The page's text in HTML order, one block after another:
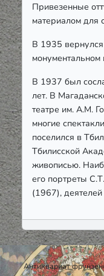
Привезенные
материалом для
В 1935
монументальном
В 1937 был
лет. В
театре им. А.М.
многие
поселился в
Тбилисской
живописью.
его портреты
(1967),
Антиквариат